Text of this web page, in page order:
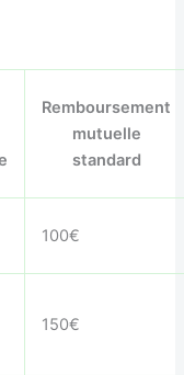
Remboursement
mutuelle
standard
100€
150€